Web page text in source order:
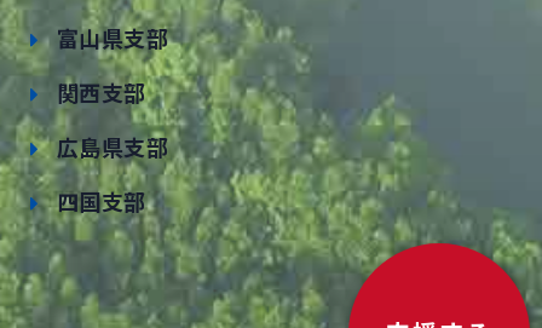
富山県支部
関西支部
広島県支部
四国支部